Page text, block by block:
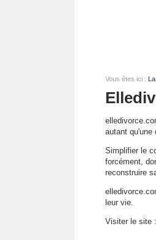
Vous êtes ici :
autant qu'une
Simplifier le
forcément,
reconstruire
leur vie.
Visiter le site :